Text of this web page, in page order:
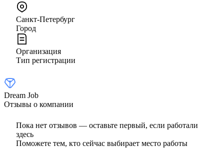
Санкт-Петербург
Город
Организация
Тип регистрации
Dream Job
Отзывы о компании
Пока нет отзывов — оставьте первый, если работали
здесь
Поможете тем, кто сейчас выбирает место работы